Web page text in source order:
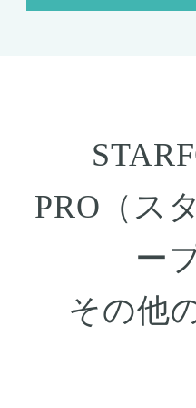
PRO（ス
ー
その他